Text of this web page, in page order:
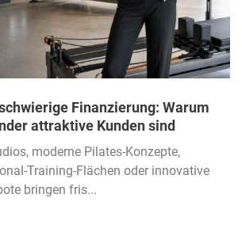
Finanzierung: Warum
attraktive Kunden sind
moderne Pilates-Konzepte,
Training-Flächen oder innovative
bringen fris...